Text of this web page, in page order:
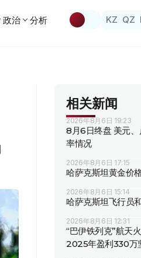
政治 分析 KZ QZ
相关新闻
2026年8月6日 19:23
8月6日终盘 美元
率情况
2026年8月6日 17:15
哈萨克斯坦黄金价
2026年8月6日 15:14
哈萨克斯坦飞行员
2026年8月6日 12:31
“巴伊铁列克”航天
2025年盈利330万